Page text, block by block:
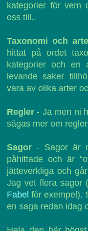
kategorier för vem
oss till..
Taxonomi och
hittat på ordet
kategorier och en
levande saker
vara av olika arter
Regler - Ja men ni
sägas mer om
Sagor - Sagor är
påhittade och är
jätteverkliga och
Jag vet flera sagor
Fabel för exempel).
en saga redan idag